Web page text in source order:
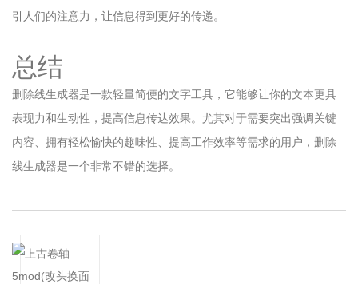
引人们的注意力，让信息得到更好的传递。
总结
删除线生成器是一款轻量简便的文字工具，它能够让你的文本更具
表现力和生动性，提高信息传达效果。尤其对于需要突出强调关键
内容、拥有轻松愉快的趣味性、提高工作效率等需求的用户，删除
线生成器是一个非常不错的选择。